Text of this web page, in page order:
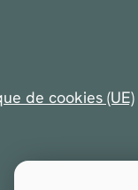
de cookies (UE)